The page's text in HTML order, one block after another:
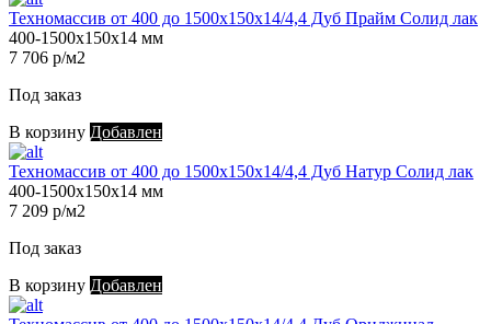
Техномассив от 400 до 1500х150х14/4,4 Дуб Прайм Солид лак
400-1500х150х14 мм
7 706 р/м2
Под заказ
В корзину Добавлен
Техномассив от 400 до 1500х150х14/4,4 Дуб Натур Солид лак
400-1500х150х14 мм
7 209 р/м2
Под заказ
В корзину Добавлен